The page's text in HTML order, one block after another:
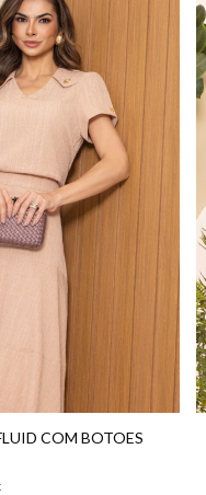
COM BOTOES